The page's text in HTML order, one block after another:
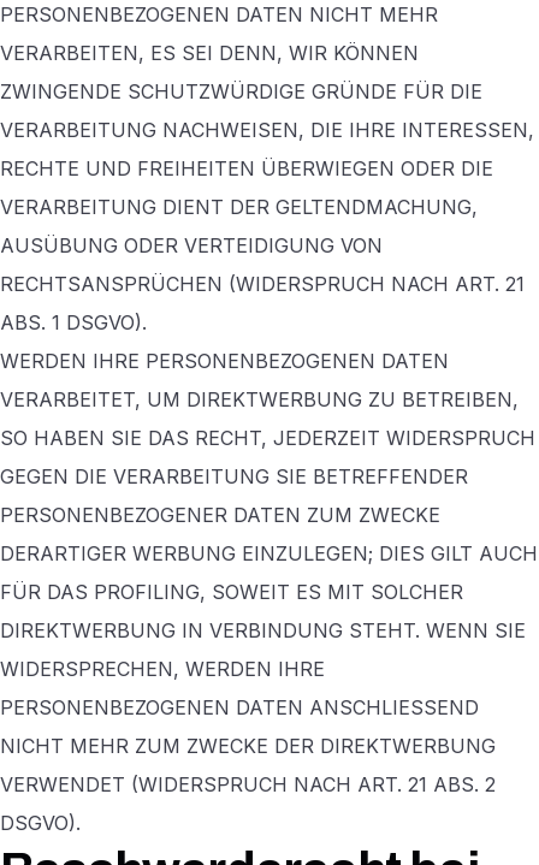
PERSONENBEZOGENEN DATEN NICHT MEHR
VERARBEITEN, ES SEI DENN, WIR KÖNNEN
ZWINGENDE SCHUTZWÜRDIGE GRÜNDE FÜR DIE
VERARBEITUNG NACHWEISEN, DIE IHRE INTERESSEN,
RECHTE UND FREIHEITEN ÜBERWIEGEN ODER DIE
VERARBEITUNG DIENT DER GELTENDMACHUNG,
AUSÜBUNG ODER VERTEIDIGUNG VON
RECHTSANSPRÜCHEN (WIDERSPRUCH NACH ART. 21
ABS. 1 DSGVO).
WERDEN IHRE PERSONENBEZOGENEN DATEN
VERARBEITET, UM DIREKTWERBUNG ZU BETREIBEN,
SO HABEN SIE DAS RECHT, JEDERZEIT WIDERSPRUCH
GEGEN DIE VERARBEITUNG SIE BETREFFENDER
PERSONENBEZOGENER DATEN ZUM ZWECKE
DERARTIGER WERBUNG EINZULEGEN; DIES GILT AUCH
FÜR DAS PROFILING, SOWEIT ES MIT SOLCHER
DIREKTWERBUNG IN VERBINDUNG STEHT. WENN SIE
WIDERSPRECHEN, WERDEN IHRE
PERSONENBEZOGENEN DATEN ANSCHLIESSEND
NICHT MEHR ZUM ZWECKE DER DIREKTWERBUNG
VERWENDET (WIDERSPRUCH NACH ART. 21 ABS. 2
DSGVO).